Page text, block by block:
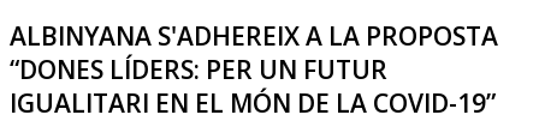
ALBINYANA S'ADHEREIX A LA PROPOSTA
“DONES LÍDERS: PER UN FUTUR
IGUALITARI EN EL MÓN DE LA COVID-19”